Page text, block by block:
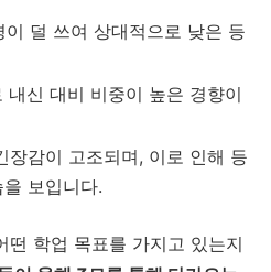
이 덜 쓰여 상대적으로 낮은 등
내신 대비 비중이 높은 경향이
장감이 고조되며, 이로 인해 등
보입니다.
떤 학업 목표를 가지고 있는지